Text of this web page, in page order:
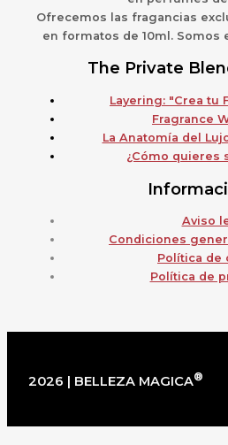
Ofrecemos las fragancias
en formatos de 10ml. Somos
The Private
Layering: "Crea tu
Fragrance
La Anatomía del
¿Cómo quieres
Aviso
Condiciones
Política de
Política de
2026 | BELLEZA MAGICA®